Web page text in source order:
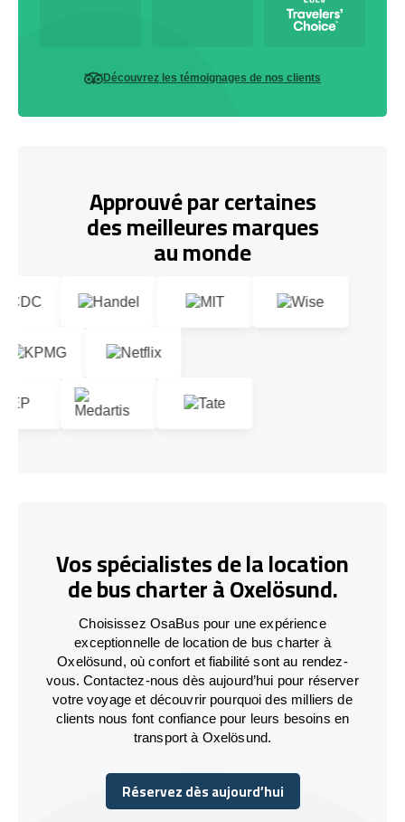
Découvrez les témoignages de nos clients
Approuvé par certaines
des meilleures marques
au monde
Vos spécialistes de la location
de bus charter à Oxelösund.
Choisissez OsaBus pour une expérience
exceptionnelle de location de bus charter à
Oxelösund, où confort et fiabilité sont au rendez-
vous. Contactez-nous dès aujourd’hui pour réserver
votre voyage et découvrir pourquoi des milliers de
clients nous font confiance pour leurs besoins en
transport à Oxelösund.
Réservez dès aujourd’hui
Réservez dès aujourd’hui